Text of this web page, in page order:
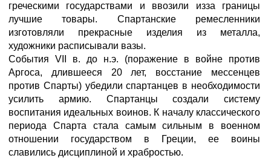
греческими государствами и ввозили изза границы
лучшие товары. Спартанские ремесленники
изготовляли прекрасные изделия из металла,
художники расписывали вазы.
События VII в. до н.э. (поражение в войне против
Аргоса, длившееся 20 лет, восстание мессенцев
против Спарты) убедили спартанцев в необходимости
усилить армию. Спартанцы создали систему
воспитания идеальных воинов. К началу классического
периода Спарта стала самым сильным в военном
отношении государством в Греции, ее воины
славились дисциплиной и храбростью.